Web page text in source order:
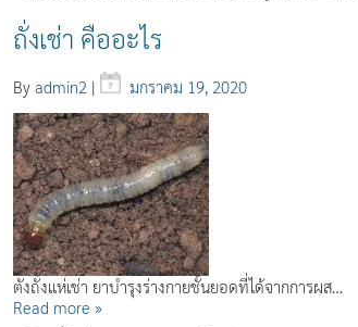
ถั่งเช่า คืออะไร
By admin2 | มกราคม 19, 2020
ตังถั่งแห่เช่า ยาบำรุงร่างกายชั้นยอดที่ได้จากการผส…
Read more »